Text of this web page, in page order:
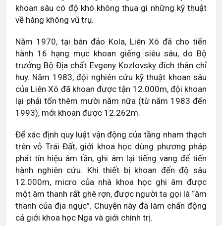
khoan sâu có độ khó không thua gì những kỹ thuật
về hàng không vũ trụ.
Năm 1970, tại bán đảo Kola, Liên Xô đã cho tiến
hành 16 hạng mục khoan giếng siêu sâu, do Bộ
trưởng Bộ Địa chất Evgeny Kozlovsky đích thân chỉ
huy. Năm 1983, đội nghiên cứu kỹ thuật khoan sâu
của Liên Xô đã khoan được tận 12.000m, đội khoan
lại phải tốn thêm mười năm nữa (từ năm 1983 đến
1993), mới khoan được 12.262m.
Để xác định quy luật vận động của tầng nham thạch
trên vỏ Trái Đất, giới khoa học dùng phương pháp
phát tín hiệu âm tần, ghi âm lại tiếng vang để tiến
hành nghiên cứu. Khi thiết bị khoan đến độ sâu
12.000m, micro của nhà khoa học ghi âm được
một âm thanh rất ghê rợn, được người ta gọi là “âm
thanh của địa ngục”. Chuyện này đã làm chấn động
cả giới khoa học Nga và giới chính trị.